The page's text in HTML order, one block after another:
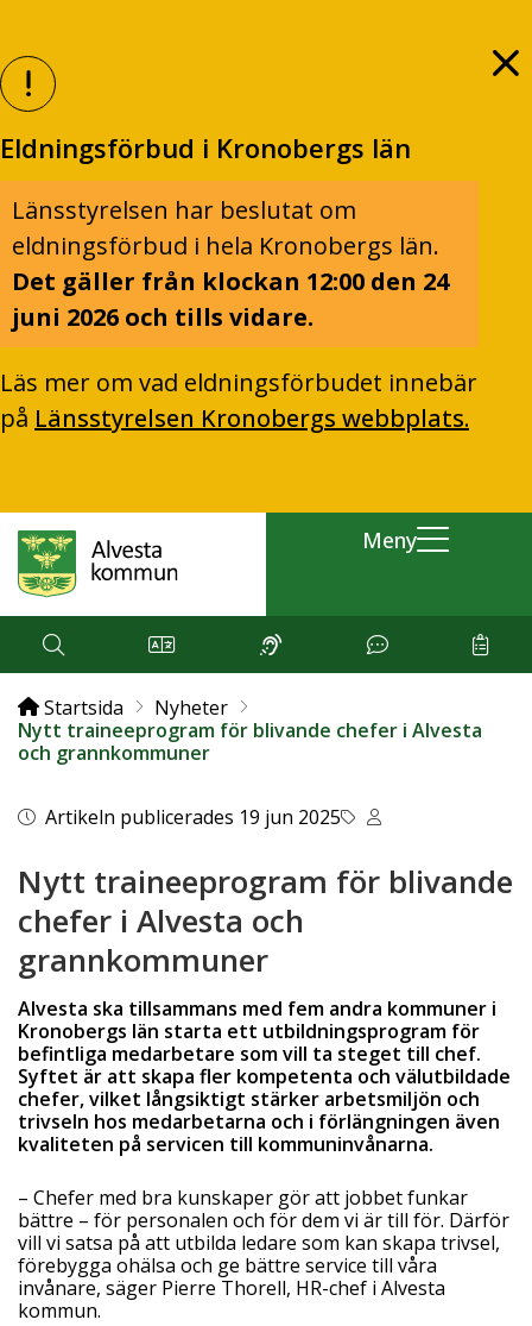
Eldningsförbud i Kronobergs län
Länsstyrelsen har beslutat om
eldningsförbud i hela Kronobergs län.
Det gäller från klockan 12:00 den 24
juni 2026 och tills vidare.
Läs mer om vad eldningsförbudet innebär
på Länsstyrelsen Kronobergs webbplats.
Meny
Startsida
Nyheter
Nytt traineeprogram för blivande chefer i Alvesta
och grannkommuner
Artikeln publicerades 19 jun 2025
Nytt traineeprogram för blivande
chefer i Alvesta och
grannkommuner
Alvesta ska tillsammans med fem andra kommuner i
Kronobergs län starta ett utbildningsprogram för
befintliga medarbetare som vill ta steget till chef.
Syftet är att skapa fler kompetenta och välutbildade
chefer, vilket långsiktigt stärker arbetsmiljön och
trivseln hos medarbetarna och i förlängningen även
kvaliteten på servicen till kommuninvånarna.
– Chefer med bra kunskaper gör att jobbet funkar
bättre – för personalen och för dem vi är till för. Därför
vill vi satsa på att utbilda ledare som kan skapa trivsel,
förebygga ohälsa och ge bättre service till våra
invånare, säger Pierre Thorell, HR-chef i Alvesta
kommun.